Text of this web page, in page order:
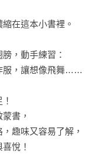
在這本小書裡。
，動手練習：
服，讓想像飛舞……
書，
趣味又容易了解，
悅！